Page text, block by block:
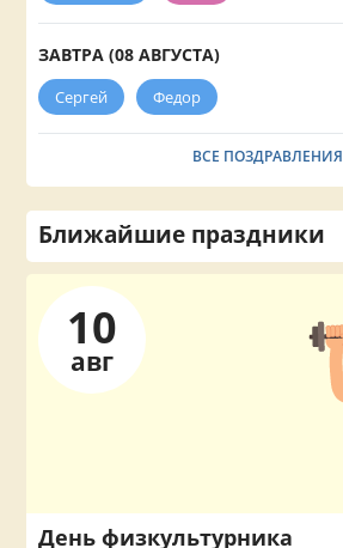
ЗАВТРА (08 АВГУСТА)
Сергей Федор
ВСЕ ПОЗДРАВЛЕНИЯ
Ближайшие праздники
10
авг
День физкультурника